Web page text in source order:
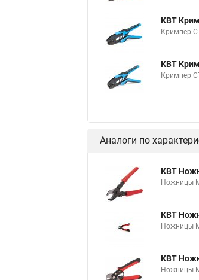
КВТ
Кримпер
КВТ
Кримпер
Аналоги по
КВТ
Ножницы
КВТ
Ножницы
КВТ
Ножницы